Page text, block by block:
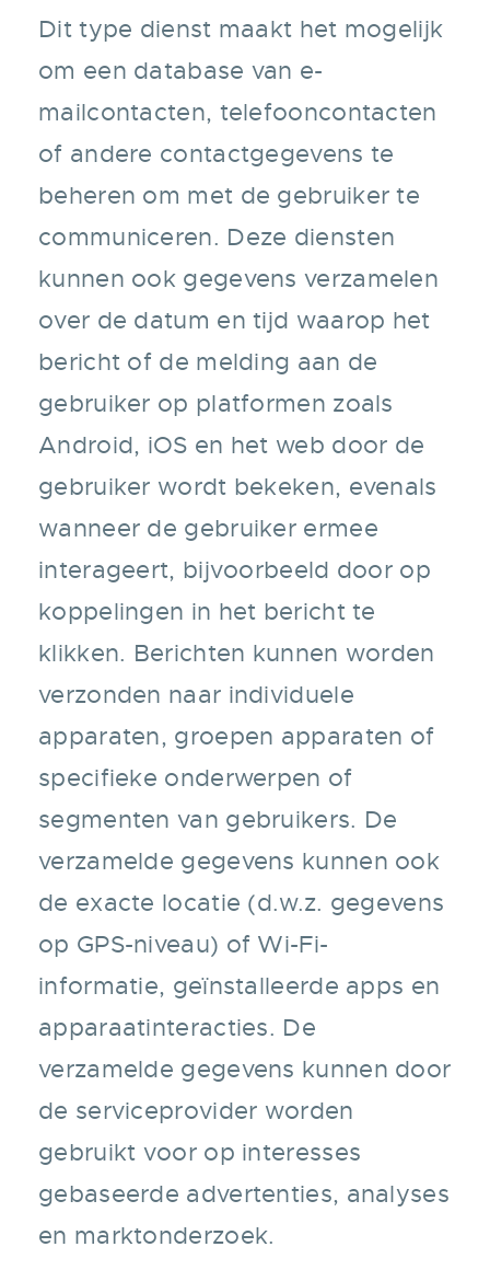
Dit type dienst maakt het mogelijk
om een database van e-
mailcontacten, telefooncontacten
of andere contactgegevens te
beheren om met de gebruiker te
communiceren. Deze diensten
kunnen ook gegevens verzamelen
over de datum en tijd waarop het
bericht of de melding aan de
gebruiker op platformen zoals
Android, iOS en het web door de
gebruiker wordt bekeken, evenals
wanneer de gebruiker ermee
interageert, bijvoorbeeld door op
koppelingen in het bericht te
klikken. Berichten kunnen worden
verzonden naar individuele
apparaten, groepen apparaten of
specifieke onderwerpen of
segmenten van gebruikers. De
verzamelde gegevens kunnen ook
de exacte locatie (d.w.z. gegevens
op GPS-niveau) of Wi-Fi-
informatie, geïnstalleerde apps en
apparaatinteracties. De
verzamelde gegevens kunnen door
de serviceprovider worden
gebruikt voor op interesses
gebaseerde advertenties, analyses
en marktonderzoek.